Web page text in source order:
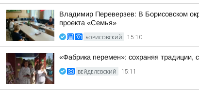
Владимир Переверзев: В Борисовском
проекта «Семья»
БОРИСОВСКИЙ 15:10
«Фабрика перемен»: сохраняя традиции,
ВЕЙДЕЛЕВСКИЙ 15:11